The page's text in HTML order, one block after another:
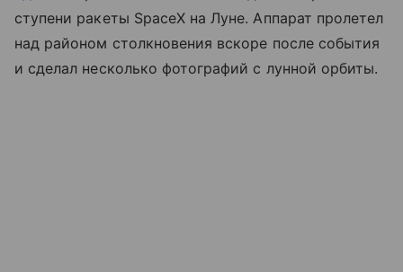
ступени ракеты SpaceX на Луне. Аппарат пролетел
над районом столкновения вскоре после события
и сделал несколько фотографий с лунной орбиты.